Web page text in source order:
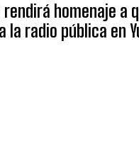
rendirá homenaje a
la radio pública en